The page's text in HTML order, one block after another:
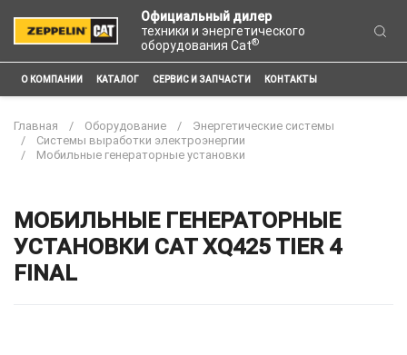
Официальный дилер
техники и энергетического
оборудования Cat®
О КОМПАНИИ КАТАЛОГ СЕРВИС И ЗАПЧАСТИ КОНТАКТЫ
Главная Оборудование
Энергетические системы
Системы выработки электроэнергии
Мобильные генераторные установки
МОБИЛЬНЫЕ ГЕНЕРАТОРНЫЕ
УСТАНОВКИ CAT XQ425 TIER 4
FINAL